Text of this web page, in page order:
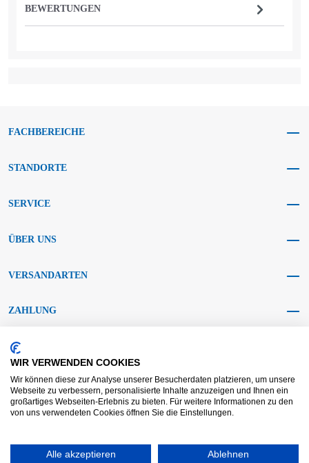
BEWERTUNGEN
FACHBEREICHE
STANDORTE
SERVICE
ÜBER UNS
VERSANDARTEN
ZAHLUNG
SOCIAL MEDIA
Impressum
Datenschutz
WIR VERWENDEN COOKIES
Wir können diese zur Analyse unserer Besucherdaten platzieren, um unsere
Webseite zu verbessern, personalisierte Inhalte anzuzeigen und Ihnen ein
großartiges Webseiten-Erlebnis zu bieten. Für weitere Informationen zu den
von uns verwendeten Cookies öffnen Sie die Einstellungen.
Alle akzeptieren Ablehnen